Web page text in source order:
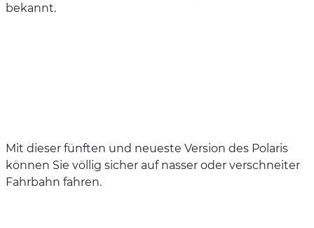
bekannt.
Mit dieser fünften und neueste Version des Polaris
können Sie völlig sicher auf nasser oder verschneiter
Fahrbahn fahren.